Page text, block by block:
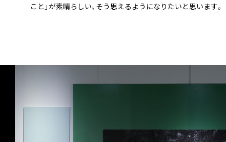
こと」が素晴らしい、そう思えるようになりたいと思います。